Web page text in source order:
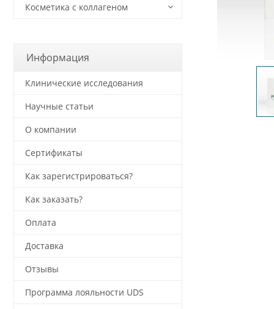
Косметика с коллагеном
Информация
Клинические исследования
Научные статьи
О компании
Сертификаты
Как зарегистрироваться?
Как заказать?
Оплата
Доставка
Отзывы
Программа лояльности UDS